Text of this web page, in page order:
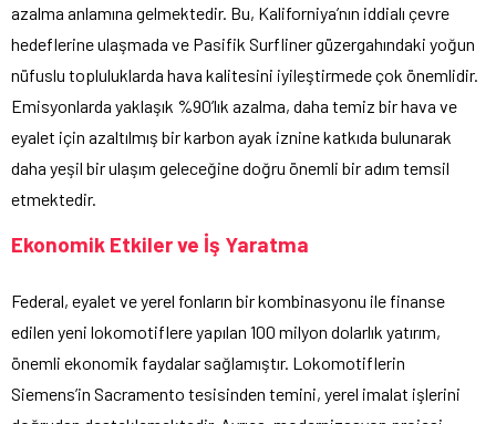
azalma anlamına gelmektedir. Bu, Kaliforniya’nın iddialı çevre
hedeflerine ulaşmada ve Pasifik Surfliner güzergahındaki yoğun
nüfuslu topluluklarda hava kalitesini iyileştirmede çok önemlidir.
Emisyonlarda yaklaşık %90’lık azalma, daha temiz bir hava ve
eyalet için azaltılmış bir karbon ayak iznine katkıda bulunarak
daha yeşil bir ulaşım geleceğine doğru önemli bir adım temsil
etmektedir.
Ekonomik Etkiler ve İş Yaratma
Federal, eyalet ve yerel fonların bir kombinasyonu ile finanse
edilen yeni lokomotiflere yapılan 100 milyon dolarlık yatırım,
önemli ekonomik faydalar sağlamıştır. Lokomotiflerin
Siemens’in Sacramento tesisinden temini, yerel imalat işlerini